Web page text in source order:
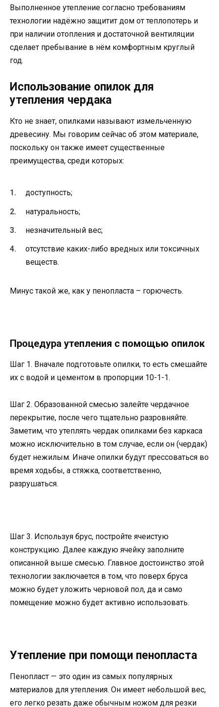
Выполненное утепление согласно требованиям
технологии надёжно защитит дом от теплопотерь и
при наличии отопления и достаточной вентиляции
сделает пребывание в нём комфортным круглый
год.
Использование опилок для
утепления чердака
Кто не знает, опилками называют измельченную
древесину. Мы говорим сейчас об этом материале,
поскольку он также имеет существенные
преимущества, среди которых:
доступность;
натуральность;
незначительный вес;
отсутствие каких-либо вредных или токсичных
веществ.
Минус такой же, как у пенопласта – горючесть.
Процедура утепления с помощью опилок
Шаг 1. Вначале подготовьте опилки, то есть смешайте
их с водой и цементом в пропорции 10-1-1.
Шаг 2. Образованной смесью залейте чердачное
перекрытие, после чего тщательно разровняйте.
Заметим, что утеплять чердак опилками без каркаса
можно исключительно в том случае, если он (чердак)
будет нежилым. Иначе опилки будут прессоваться во
время ходьбы, а стяжка, соответственно,
разрушаться.
Шаг 3. Используя брус, постройте ячеистую
конструкцию. Далее каждую ячейку заполните
описанной выше смесью. Главное достоинство этой
технологии заключается в том, что поверх бруса
можно будет уложить черновой пол, да и само
помещение можно будет активно использовать.
Утепление при помощи пенопласта
Пенопласт — это один из самых популярных
материалов для утепления. Он имеет небольшой вес,
его легко резать даже обычным ножом для резки